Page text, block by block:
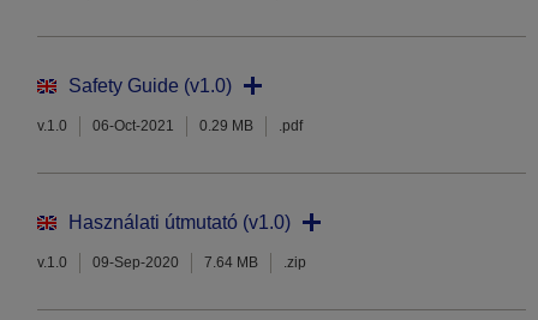
Safety Guide (v1.0)
v.1.0 06-Oct-2021 0.29 MB .pdf
Használati útmutató (v1.0)
v.1.0 09-Sep-2020 7.64 MB .zip